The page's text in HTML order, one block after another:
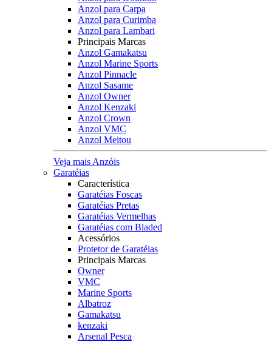
Anzol para Carpa
Anzol para Curimba
Anzol para Lambari
Principais Marcas
Anzol Gamakatsu
Anzol Marine Sports
Anzol Pinnacle
Anzol Sasame
Anzol Owner
Anzol Kenzaki
Anzol Crown
Anzol VMC
Anzol Meitou
Veja mais Anzóis
Garatéias
Característica
Garatéias Foscas
Garatéias Pretas
Garatéias Vermelhas
Garatéias com Bladed
Acessórios
Protetor de Garatéias
Principais Marcas
Owner
VMC
Marine Sports
Albatroz
Gamakatsu
kenzaki
Arsenal Pesca